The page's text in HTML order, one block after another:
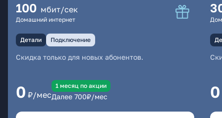
100 мбит/сек
Домашний интернет
Детали Подключение
Скидка только для новых абонентов.
0 ₽/мес
1 месяц по акции
Далее 700₽/мес 0